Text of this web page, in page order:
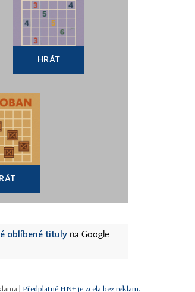
HRÁT
oblíbené tituly na Google
Předplatné HN+ je zcela bez reklam.